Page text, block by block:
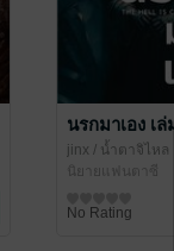
นรกมาเอง เล่
jinx / น้ำตาจิไหล
นิยายแฟนตาซี
No Rating